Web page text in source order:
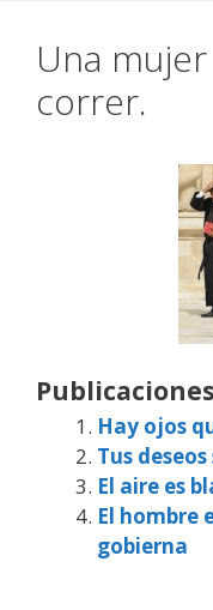
Una
correr.
Hay ojos
Tus
El aire es
El hombre
gobierna